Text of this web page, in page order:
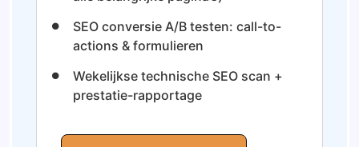
SEO conversie A/B testen: call-to-
actions & formulieren
Wekelijkse technische SEO scan +
prestatie-rapportage